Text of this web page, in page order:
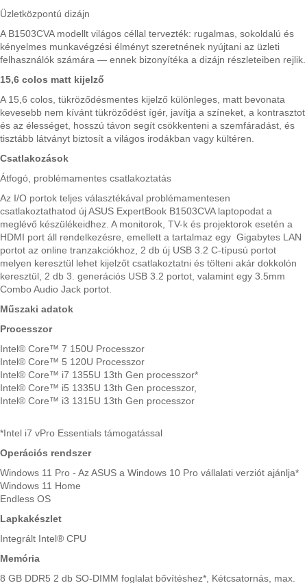
Üzletközpontú dizájn
A B1503CVA modellt világos céllal tervezték: rugalmas, sokoldalú és
kényelmes munkavégzési élményt szeretnének nyújtani az üzleti
felhasználók számára — ennek bizonyítéka a dizájn részleteiben rejlik.
15,6 colos matt kijelző
A 15,6 colos, tükröződésmentes kijelző különleges, matt bevonata
kevesebb nem kívánt tükröződést ígér, javítja a színeket, a kontrasztot
és az élességet, hosszú távon segít csökkenteni a szemfáradást, és
tisztább látványt biztosít a világos irodákban vagy kültéren.
Csatlakozások
Átfogó, problémamentes csatlakoztatás
Az I/O portok teljes választékával problémamentesen
csatlakoztathatod új ASUS ExpertBook B1503CVA laptopodat a
meglévő készülékeidhez. A monitorok, TV-k és projektorok esetén a
HDMI port áll rendelkezésre, emellett a tartalmaz egy Gigabytes LAN
portot az online tranzakciókhoz, 2 db új USB 3.2 C-típusú portot
melyen keresztül lehet kijelzőt csatlakoztatni és tölteni akár dokkolón
keresztül, 2 db 3. generációs USB 3.2 portot, valamint egy 3.5mm
Combo Audio Jack portot.
Műszaki adatok
Processzor
Intel® Core™ 7 150U Processzor
Intel® Core™ 5 120U Processzor
Intel® Core™ i7 1355U 13th Gen processzor*
Intel® Core™ i5 1335U 13th Gen processzor,
Intel® Core™ i3 1315U 13th Gen processzor
*Intel i7 vPro Essentials támogatással
Operációs rendszer
Windows 11 Pro - Az ASUS a Windows 10 Pro vállalati verziót ajánlja*
Windows 11 Home
Endless OS
Lapkakészlet
Integrált Intel® CPU
Memória
8 GB DDR5 2 db SO-DIMM foglalat bővítéshez*, Kétcsatornás, max.